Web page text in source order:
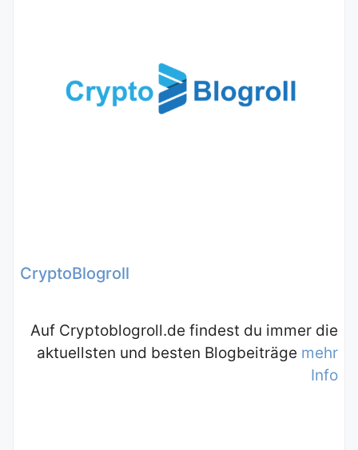
CryptoBlogroll
Auf Cryptoblogroll.de findest du immer die
aktuellsten und besten Blogbeiträge mehr
Info